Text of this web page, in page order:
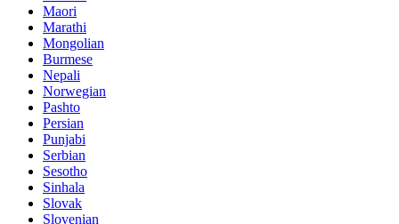
Maori
Marathi
Mongolian
Burmese
Nepali
Norwegian
Pashto
Persian
Punjabi
Serbian
Sesotho
Sinhala
Slovak
Slovenian